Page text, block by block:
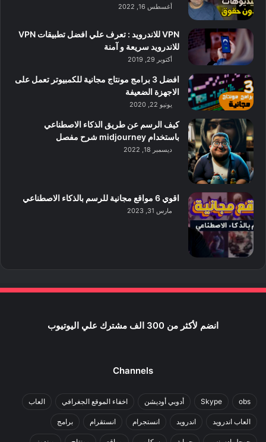
أغسطس 16, 2022
VPN للاندرويد : تعرف علي افضل تطبيقات VPN
للاندرويد سريعة و آمنة
أكتوبر 29, 2019
افضل 3 برامج مونتاج مجانية للكمبيوتر تعمل على
الاجهزة الضعيفة
يونيو 22, 2020
كيف الرسم عن طريق الذكاء الاصطناعي
باستخدام midjourney شرح مفصل
ديسمبر 18, 2022
اقوي 6 مواقع مجانية للرسم بالذكاء الاصطناعي
مارس 31, 2023
انضم لأكثر من 300 الف مشترك علي اليوتيوب
Channels
obs
Skype أدوبي أوديشن اخفاء الموقع الجغرافي العاب
العاب اندرويد اندرويد انستجرام انستقرام برامج